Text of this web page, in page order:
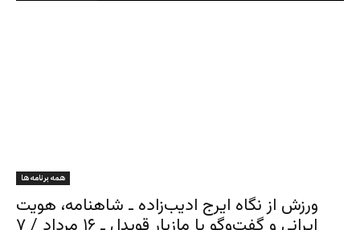
همه برنامه ها
ورزش از نگاه ایرج ادیب‌زاده ـ شاهنامه، هویت